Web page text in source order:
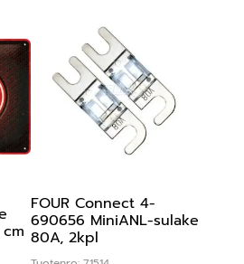
FOUR Connect 4-
690656 MiniANL-sulake
80A, 2kpl